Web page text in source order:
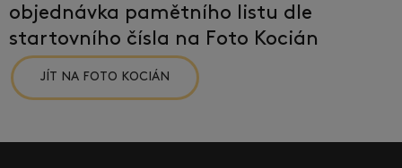
objednávka pamětního listu dle
startovního čísla na Foto Kocián
JÍT NA FOTO KOCIÁN